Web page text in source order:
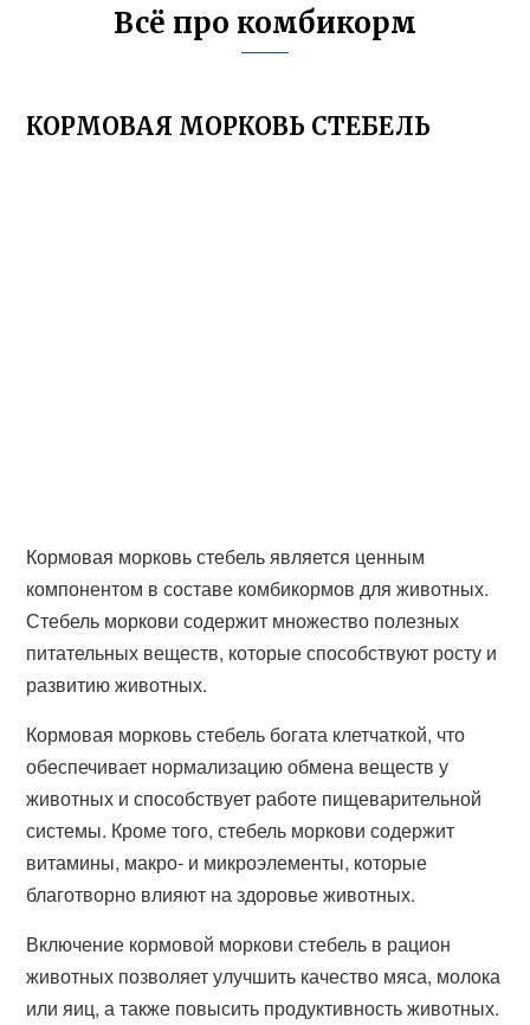
Всё про комбикорм
КОРМОВАЯ МОРКОВЬ СТЕБЕЛЬ
Кормовая морковь стебель является ценным
компонентом в составе комбикормов для животных.
Стебель моркови содержит множество полезных
питательных веществ, которые способствуют росту и
развитию животных.
Кормовая морковь стебель богата клетчаткой, что
обеспечивает нормализацию обмена веществ у
животных и способствует работе пищеварительной
системы. Кроме того, стебель моркови содержит
витамины, макро- и микроэлементы, которые
благотворно влияют на здоровье животных.
Включение кормовой моркови стебель в рацион
животных позволяет улучшить качество мяса, молока
или яиц, а также повысить продуктивность животных.